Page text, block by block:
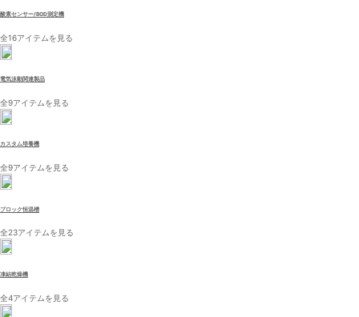
酸素センサー/BOD測定機
全16アイテムを見る
電気泳動関連製品
全9アイテムを見る
カスタム培養機
全9アイテムを見る
ブロック恒温槽
全23アイテムを見る
凍結乾燥機
全4アイテムを見る